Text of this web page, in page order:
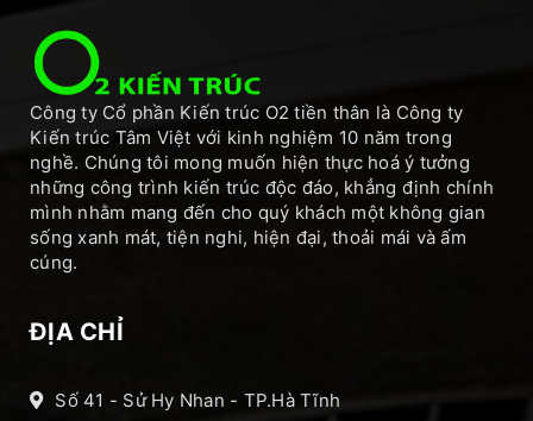
Công ty Cổ phần Kiến trúc O2 tiền thân là Công ty
Kiến trúc Tâm Việt với kinh nghiệm 10 năm trong
nghề. Chúng tôi mong muốn hiện thực hoá ý tưởng
những công trình kiến trúc độc đáo, khẳng định chính
mình nhằm mang đến cho quý khách một không gian
sống xanh mát, tiện nghi, hiện đại, thoải mái và ấm
cúng.
ĐỊA CHỈ
Số 41 - Sử Hy Nhan - TP.Hà Tĩnh